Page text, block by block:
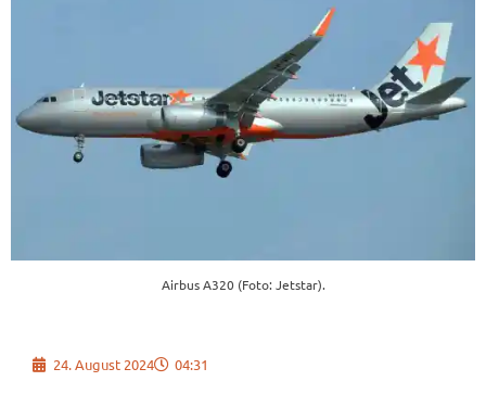
Airbus A320 (Foto: Jetstar).
24. August 2024 04:31